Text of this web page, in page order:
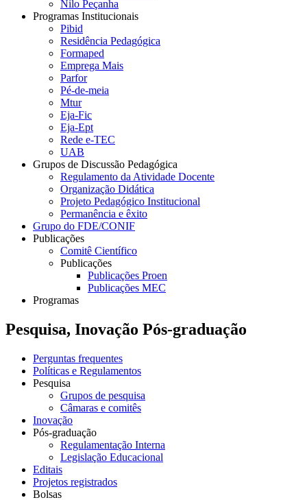
Nilo Peçanha
Programas Institucionais
Pibid
Residência Pedagógica
Formaped
Emprega Mais
Parfor
Pé-de-meia
Mtur
Eja-Fic
Eja-Ept
Rede e-TEC
UAB
Grupos de Discussão Pedagógica
Regulamento da Atividade Docente
Organização Didática
Projeto Pedagógico Institucional
Permanência e êxito
Grupo do FDE/CONIF
Publicações
Comitê Científico
Publicações
Publicações Proen
Publicações MEC
Programas
Pesquisa, Inovação Pós-graduação
Perguntas frequentes
Políticas e Regulamentos
Pesquisa
Grupos de pesquisa
Câmaras e comitês
Inovação
Pós-graduação
Regulamentação Interna
Legislação Educacional
Editais
Projetos registrados
Bolsas